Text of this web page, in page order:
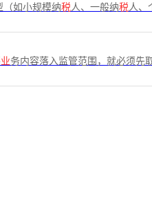
（如小规模纳税人、一般纳税人、
业务内容落入监管范围，就必须先